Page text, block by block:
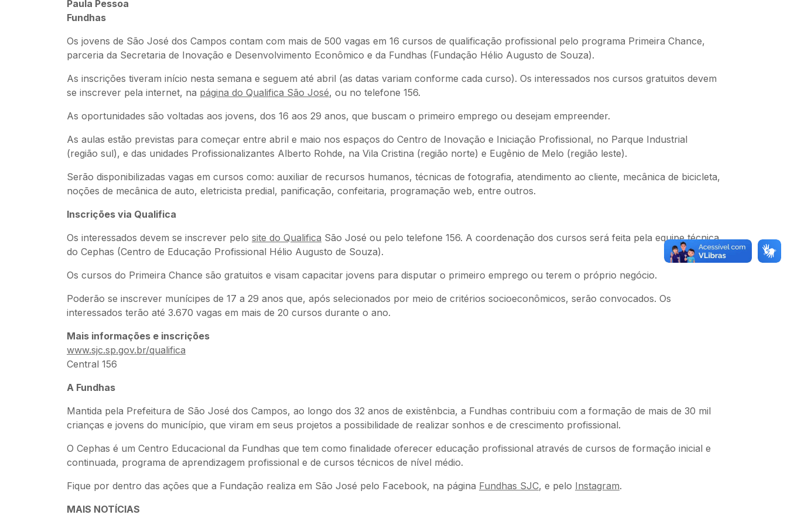
Paula Pessoa
Fundhas
Os jovens de São José dos Campos contam com mais de 500 vagas em 16 cursos de qualificação profissional pelo programa Primeira Chance,
parceria da Secretaria de Inovação e Desenvolvimento Econômico e da Fundhas (Fundação Hélio Augusto de Souza).
As inscrições tiveram início nesta semana e seguem até abril (as datas variam conforme cada curso). Os interessados nos cursos gratuitos devem
se inscrever pela internet, na página do Qualifica São José, ou no telefone 156.
As oportunidades são voltadas aos jovens, dos 16 aos 29 anos, que buscam o primeiro emprego ou desejam empreender.
As aulas estão previstas para começar entre abril e maio nos espaços do Centro de Inovação e Iniciação Profissional, no Parque Industrial
(região sul), e das unidades Profissionalizantes Alberto Rohde, na Vila Cristina (região norte) e Eugênio de Melo (região leste).
Serão disponibilizadas vagas em cursos como: auxiliar de recursos humanos, técnicas de fotografia, atendimento ao cliente, mecânica de bicicleta,
noções de mecânica de auto, eletricista predial, panificação, confeitaria, programação web, entre outros.
Inscrições via Qualifica
Os interessados devem se inscrever pelo site do Qualifica São José ou pelo telefone 156. A coordenação dos cursos será feita pela equipe técnica
do Cephas (Centro de Educação Profissional Hélio Augusto de Souza).
Os cursos do Primeira Chance são gratuitos e visam capacitar jovens para disputar o primeiro emprego ou terem o próprio negócio.
Poderão se inscrever munícipes de 17 a 29 anos que, após selecionados por meio de critérios socioeconômicos, serão convocados. Os
interessados terão até 3.670 vagas em mais de 20 cursos durante o ano.
Mais informações e inscrições
www.sjc.sp.gov.br/qualifica
Central 156
A Fundhas
Mantida pela Prefeitura de São José dos Campos, ao longo dos 32 anos de existênbcia, a Fundhas contribuiu com a formação de mais de 30 mil
crianças e jovens do município, que viram em seus projetos a possibilidade de realizar sonhos e de crescimento profissional.
O Cephas é um Centro Educacional da Fundhas que tem como finalidade oferecer educação profissional através de cursos de formação inicial e
continuada, programa de aprendizagem profissional e de cursos técnicos de nível médio.
Fique por dentro das ações que a Fundação realiza em São José pelo Facebook, na página Fundhas SJC, e pelo Instagram.
MAIS NOTÍCIAS